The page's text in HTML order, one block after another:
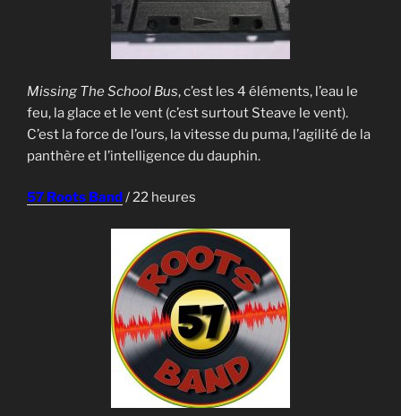
Missing The School Bus, c’est les 4 éléments, l’eau le
feu, la glace et le vent (c’est surtout Steave le vent).
C’est la force de l’ours, la vitesse du puma, l’agilité de la
panthère et l’intelligence du dauphin.
57 Roots Band / 22 heures